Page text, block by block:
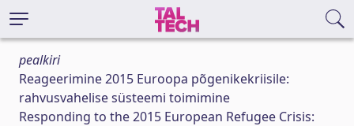
pealkiri
Reageerimine 2015 Euroopa põgenikekriisile:
rahvusvahelise süsteemi toimimine
Responding to the 2015 European Refugee Crisis: